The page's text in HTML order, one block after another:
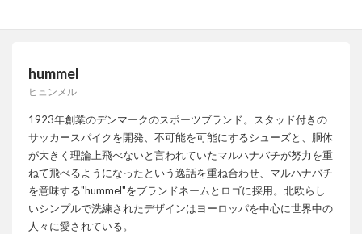
hummel
ヒュンメル
1923年創業のデンマークのスポーツブランド。スタッド付きの
サッカースパイクを開発、不可能を可能にするシューズと、胴体
が大きく理論上飛べないと言われていたマルハナバチが努力を重
ねて飛べるようになったという逸話を重ね合わせ、マルハナバチ
を意味する"hummel"をブランドネームとロゴに採用。北欧らし
いシンプルで洗練されたデザインはヨーロッパを中心に世界中の
人々に愛されている。